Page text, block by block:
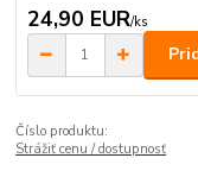
24,90 EUR/ks
Číslo produktu:
Strážiť cenu / dostupnosť